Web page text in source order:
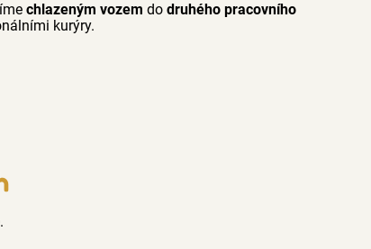
chlazeným vozem do druhého pracovního
kurýry.